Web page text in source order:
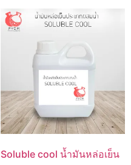
Soluble cool น้ำมันหล่อเย็น